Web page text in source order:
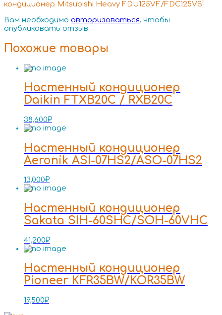
кондиционер Mitsubishi Heavy FDU125VF/FDC125VS”
Вам необходимо авторизоваться, чтобы
опубликовать отзыв.
Похожие товары
Настенный кондиционер
Daikin FTXB20C / RXB20C
38,600₽
Настенный кондиционер
Aeronik ASI-07HS2/ASO-07HS2
13,000₽
Настенный кондиционер
Sakata SIH-60SHC/SOH-60VHC
41,200₽
Настенный кондиционер
Pioneer KFR35BW/KOR35BW
19,500₽